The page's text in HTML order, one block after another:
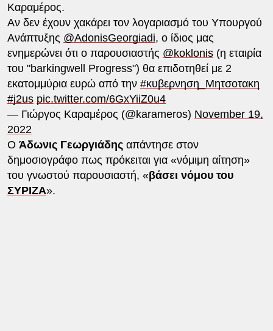
Καραμέρος.
Αν δεν έχουν χακάρει τον λογαριασμό του Υπουργού
Ανάπτυξης @AdonisGeorgiadi, ο ίδιος μας
ενημερώνει ότι ο παρουσιαστής @koklonis(η εταιρία
του "barkingwell Progress") θα επιδοτηθεί με 2
εκατομμύρια ευρώ από την #κυβερνηση_Μητσοτακη
#j2us pic.twitter.com/6GxYiiZ0u4
— Γιώργος Καραμέρος (@karameros) November 19,
2022
Ο Άδωνις Γεωργιάδηςαπάντησε στον
δημοσιογράφο πως πρόκειται για «νόμιμη αίτηση»
του γνωστού παρουσιαστή, «βάσει νόμου του
ΣΥΡΙΖΑ».